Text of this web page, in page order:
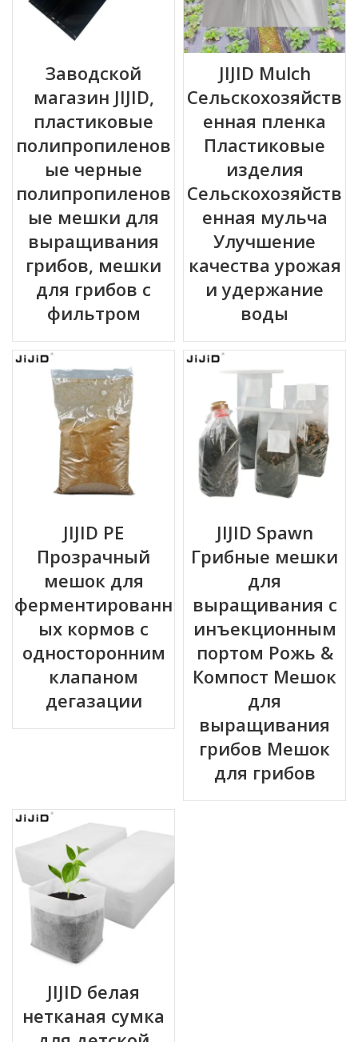
Заводской
магазин JIJID,
пластиковые
полипропиленов
ые черные
полипропиленов
ые мешки для
выращивания
грибов, мешки
для грибов с
фильтром
JIJID Mulch
Сельскохозяйств
енная пленка
Пластиковые
изделия
Сельскохозяйств
енная мульча
Улучшение
качества урожая
и удержание
воды
JIJID PE
Прозрачный
мешок для
ферментированн
ых кормов с
односторонним
клапаном
дегазации
JIJID Spawn
Грибные мешки
для
выращивания с
инъекционным
портом Рожь &
Компост Мешок
для
выращивания
грибов Мешок
для грибов
JIJID белая
нетканая сумка